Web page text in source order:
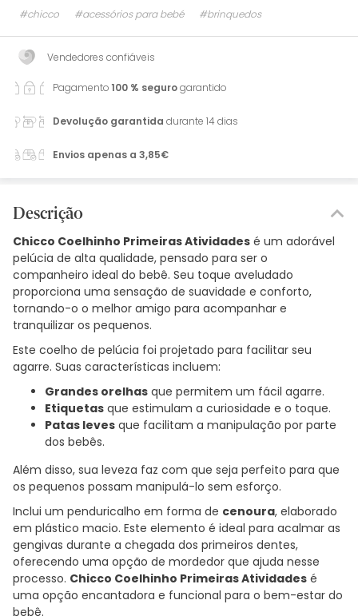
#chicco
#acessórios para bebé #brinquedos
Vendedores confiáveis
Pagamento100 % segurogarantido
Devolução garantida durante 14 dias
Envios apenas a 3,85€
Descrição
Chicco Coelhinho Primeiras Atividades é um adorável
pelúcia de alta qualidade, pensado para ser o
companheiro ideal do bebê. Seu toque aveludado
proporciona uma sensação de suavidade e conforto,
tornando-o o melhor amigo para acompanhar e
tranquilizar os pequenos.
Este coelho de pelúcia foi projetado para facilitar seu
agarre. Suas características incluem:
Grandes orelhas que permitem um fácil agarre.
Etiquetas que estimulam a curiosidade e o toque.
Patas leves que facilitam a manipulação por parte
dos bebês.
Além disso, sua leveza faz com que seja perfeito para que
os pequenos possam manipulá-lo sem esforço.
Inclui um penduricalho em forma de cenoura, elaborado
em plástico macio. Este elemento é ideal para acalmar as
gengivas durante a chegada dos primeiros dentes,
oferecendo uma opção de mordedor que ajuda nesse
processo. Chicco Coelhinho Primeiras Atividades é
uma opção encantadora e funcional para o bem-estar do
bebê.